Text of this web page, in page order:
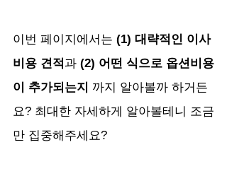
이번 페이지에서는 (1) 대략적인 이사
비용 견적과 (2) 어떤 식으로 옵션비용
이 추가되는지 까지 알아볼까 하거든
요? 최대한 자세하게 알아볼테니 조금
만 집중해주세요?